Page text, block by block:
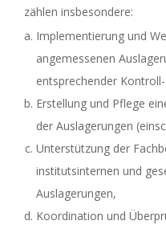
zählen insbesondere:
Implementierung und
angemessenen
entsprechender
Erstellung und Pflege
der Auslagerungen
Unterstützung der
institutsinternen und
Auslagerungen,
Koordination und